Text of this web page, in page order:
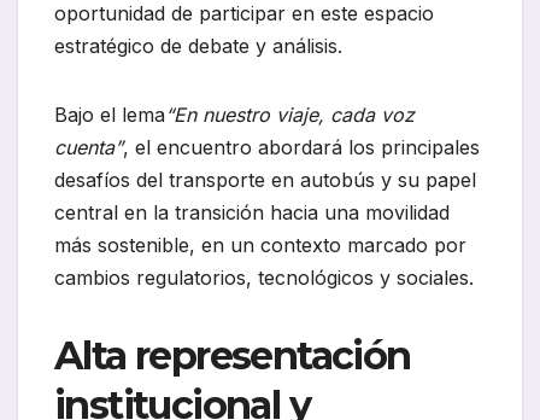
oportunidad de participar en este espacio
estratégico de debate y análisis.
Bajo el lema“En nuestro viaje, cada voz
cuenta”, el encuentro abordará los principales
desafíos del transporte en autobús y su papel
central en la transición hacia una movilidad
más sostenible, en un contexto marcado por
cambios regulatorios, tecnológicos y sociales.
Alta representación
institucional y